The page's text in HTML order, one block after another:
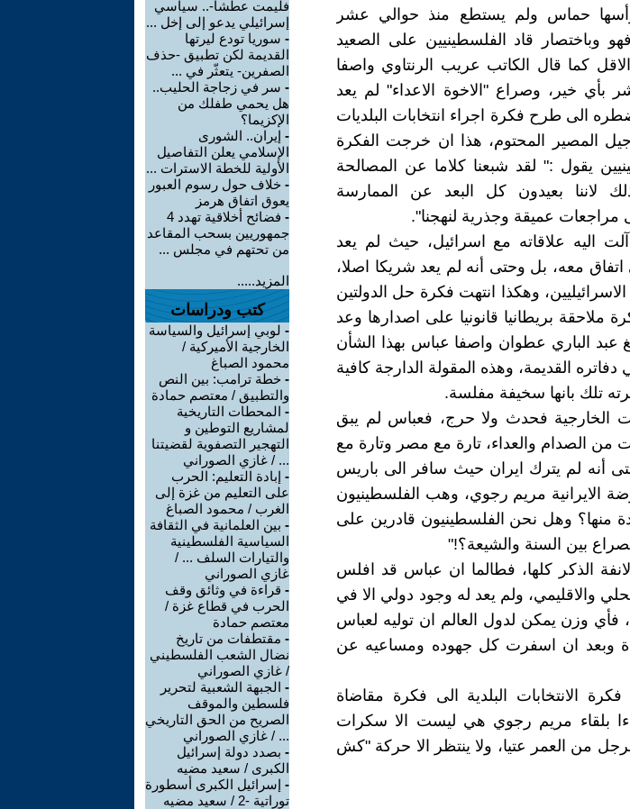
رأسها حماس ولم يستطع منذ حوالي عشر
وباختصار قاد الفلسطينيين على الصعيد
كما قال الكاتب عريب الرنتاوي واصفا
بأي خير، وصراع "الاخوة الاعداء" لم يعد
الى طرح فكرة اجراء انتخابات البلديات
المصير المحتوم، هذا ان خرجت الفكرة
يقول :" لقد شبعنا كلاما عن المصالحة
لاننا بعيدون كل البعد عن الممارسة
مراجعات عميقة وجذرية لنهجنا".
اليه علاقاته مع اسرائيل، حيث لم يعد
معه، بل وحتى أنه لم يعد شريكا اصلا،
وهكذا انتهت فكرة حل الدولتين
ملاحقة بريطانيا قانونيا على اصدارها وعد
عبد الباري عطوان واصفا عباس بهذا الشأن
القديمة، وهذه المقولة الدارجة كافية
تلك بانها سخيفة مفلسة.
الخارجية فحدث ولا حرج، فعباس لم يبق
من الصدام والعداء، تارة مع مصر وتارة مع
أنه لم يترك ايران حيث سافر الى باريس
الايرانية مريم رجوي، وهب الفلسطينيون
منها؟ وهل نحن الفلسطينيون قادرين على
بين السنة والشيعة؟!"
الذكر كلها، فطالما ان عباس قد افلس
والاقليمي، ولم يعد له وجود دولي الا في
فأي وزن يمكن لدول العالم ان توليه لعباس
وبعد ان اسفرت كل جهوده ومساعيه عن
الانتخابات البلدية الى فكرة مقاضاة
بلقاء مريم رجوي هي ليست الا سكرات
من العمر عتيا، ولا ينتظر الا حركة "كش
فليمت عطشاً-.. سياسي
إسرائيلي يدعو إلى إخل ...
- سوريا تودع ليرتها
القديمة لكن تطبيق -حذف
الصفرين- يتعثّر في ...
- سر في زجاجة الحليب..
هل يحمي طفلك من
الإكزيما؟
- إيران.. الشورى
الإسلامي يعلن التفاصيل
الأولية للخطة الاسترات ...
- خلاف حول رسوم العبور
يعوق اتفاق هرمز
-
فضائح أخلاقية تهدد 4
جمهوريين بسحب المقاعد
من تحتهم في مجلس ...
المزيد.....
كتب ودراسات
- لوبي إسرائيل والسياسة
الخارجية الأميركية /
محمود الصباغ
- خطة ترامب: بين النص
والتطبيق / معتصم حمادة
- المحطات التاريخية
لمشاريع التوطين و
التهجير التصفوية لقضيتنا
... / غازي الصوراني
- إبادة التعليم: الحرب
على التعليم من غزة إلى
الغرب / محمود الصباغ
- بين العلمانية في الثقافة
السياسية الفلسطينية
والتيارات السلف ... /
غازي الصوراني
- قراءة في وثائق وقف
الحرب في قطاع غزة /
معتصم حمادة
- مقتطفات من تاريخ
نضال الشعب الفلسطيني
/ غازي الصوراني
- الجبهة الشعبية لتحرير
فلسطين والموقف
الصريح من الحق التاريخي
... / غازي الصوراني
- بصدد دولة إسرائيل
الكبرى / سعيد مضيه
- إسرائيل الكبرى أسطورة
توراتية -2 / سعيد مضيه